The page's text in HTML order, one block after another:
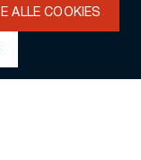
ALLE COOKIES